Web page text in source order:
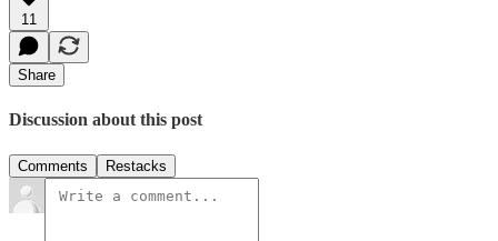
11
Share
Discussion about this post
Comments Restacks